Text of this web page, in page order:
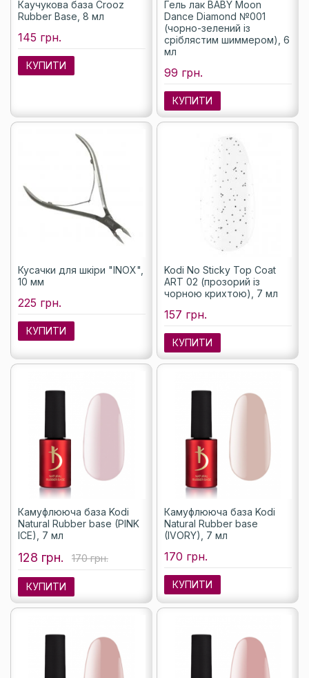
Каучукова база Crooz
Rubber Base, 8 мл
145 грн.
КУПИТИ
Гель лак BABY Moon
Dance Diamond №001
(чорно-зелений із
сріблястим шиммером), 6
мл
99 грн.
КУПИТИ
Кусачки для шкіри "INOX",
10 мм
225 грн.
КУПИТИ
Kodi No Sticky Top Coat
ART 02 (прозорий із
чорною крихтою), 7 мл
157 грн.
КУПИТИ
Камуфлююча база Kodi
Natural Rubber base (PINK
ICE), 7 мл
128 грн. 170 грн.
КУПИТИ
Камуфлююча база Kodi
Natural Rubber base
(IVORY), 7 мл
170 грн.
КУПИТИ